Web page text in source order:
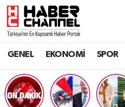
GENEL EKONOMİ SPOR
GENEL
SPOR
Nöbetçi Eczaneler
Trafik Durumu